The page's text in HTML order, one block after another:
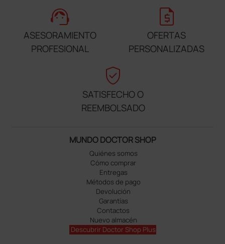
support_agent
ASESORAMIENTO
PROFESIONAL
request_quote
OFERTAS
PERSONALIZADAS
verified_user
SATISFECHO O
REEMBOLSADO
MUNDO DOCTOR SHOP
Quiénes somos
Cómo comprar
Entregas
Métodos de pago
Devolución
Garantías
Contactos
Nuevo almacén
Descubrir Doctor Shop Plus